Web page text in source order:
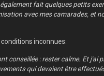
fait quelques petits
avec mes camarades, et
inconnues:
conseillée : rester calme. Et j'ai
qui devaient être